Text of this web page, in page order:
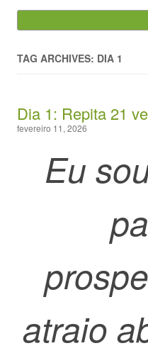
Evandro
TAG ARCHIVES: DIA 1
Dia 1: Repita 21
fevereiro 11, 2026
Eu
atraio